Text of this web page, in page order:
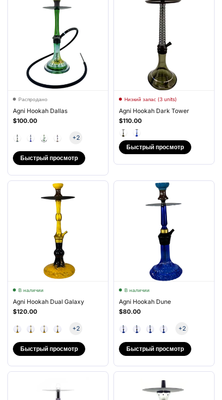
Распродано
Agni Hookah Dallas
$100.00
+2
Быстрый просмотр
Низкий запас (3 units)
Agni Hookah Dark Tower
$110.00
Быстрый просмотр
В наличии
Agni Hookah Dual Galaxy
$120.00
+2
Быстрый просмотр
В наличии
Agni Hookah Dune
$80.00
+2
Быстрый просмотр